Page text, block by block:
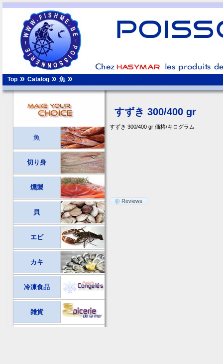
Top » Catalog » 魚»
すずき 300/400 gr
すずき 300/400 gr 価格/キログラム
Reviews
魚
切り身
燻製
貝
エビ
カキ
冷凍食品
雑貨